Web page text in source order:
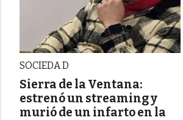
SOCIEDA D
Sierra de la Ventana:
estrenó un streaming y
murió de un infarto en la